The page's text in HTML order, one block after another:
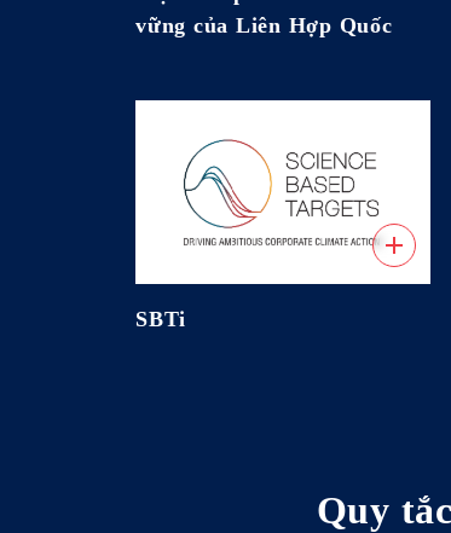
vững của Liên Hợp Quốc
SBTi
Quy